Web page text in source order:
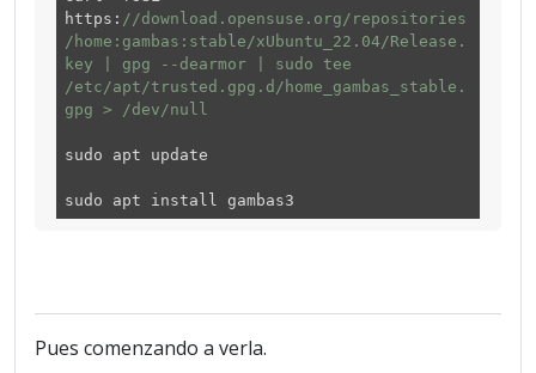
https: //download.opensuse.org/repositories
/home:gambas:stable/xUbuntu_22.04/Release.
key | gpg --dearmor | sudo tee
/etc/apt/trusted.gpg.d/home_gambas_stable.
gpg > /dev/null
sudo apt update
sudo apt install gambas3
Pues comenzando a verla.